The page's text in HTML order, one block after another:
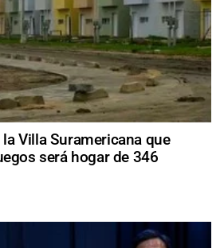
la Villa Suramericana que
será hogar de 346